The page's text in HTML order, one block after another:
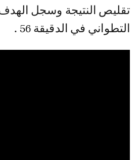
تقليص النتيجة وسجل
التطواني في الدقيقة 56 .